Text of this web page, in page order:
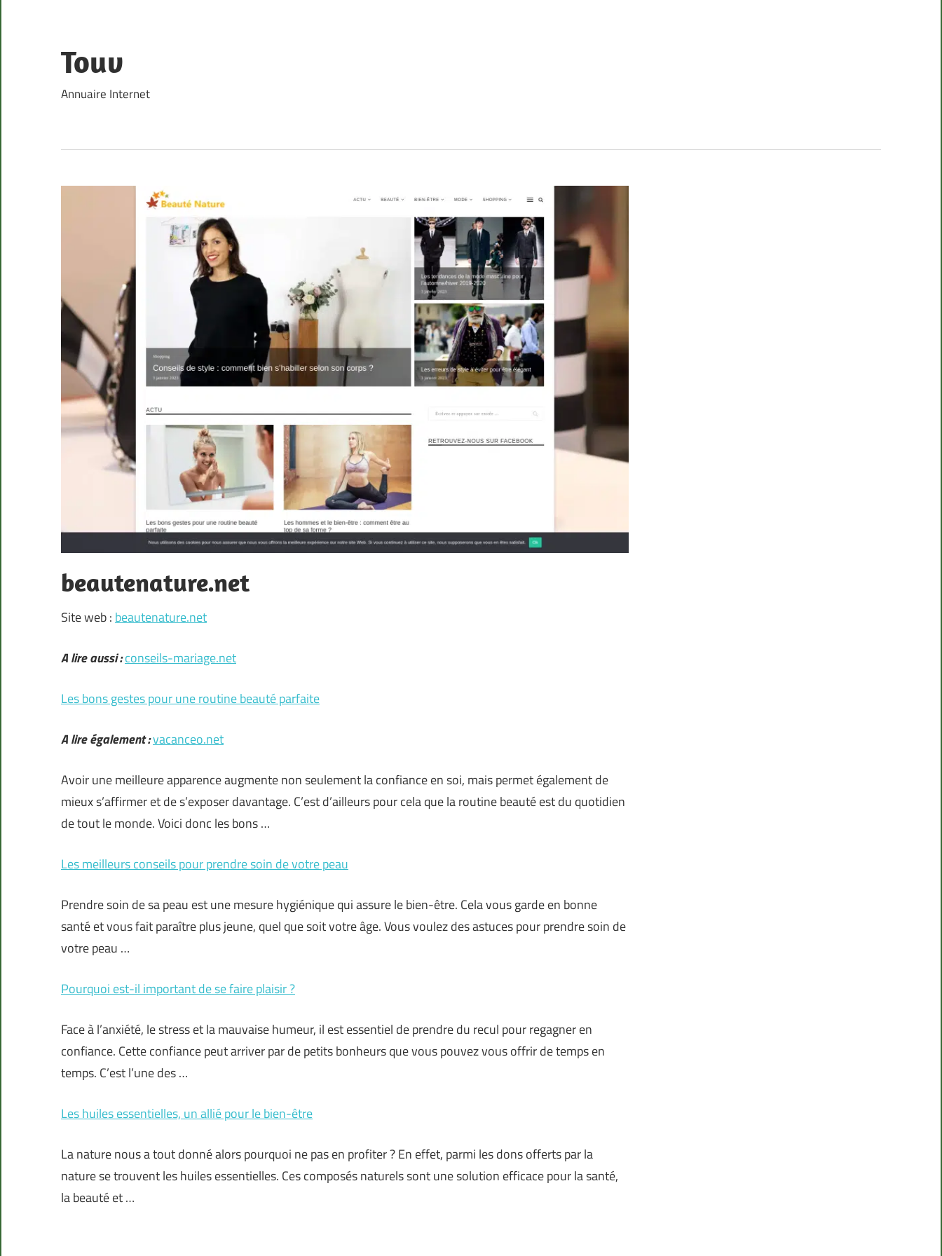
content
Touv
Annuaire Internet
beautenature.net
Site web : beautenature.net
A lire aussi :conseils-mariage.net
Les bons gestes pour une routine beauté parfaite
A lire également :vacanceo.net
Avoir une meilleure apparence augmente non seulement la confiance en soi, mais permet également de
mieux s’affirmer et de s’exposer davantage. C’est d’ailleurs pour cela que la routine beauté est du quotidien
de tout le monde. Voici donc les bons …
Les meilleurs conseils pour prendre soin de votre peau
Prendre soin de sa peau est une mesure hygiénique qui assure le bien-être. Cela vous garde en bonne
santé et vous fait paraître plus jeune, quel que soit votre âge. Vous voulez des astuces pour prendre soin de
votre peau …
Pourquoi est-il important de se faire plaisir ?
Face à l’anxiété, le stress et la mauvaise humeur, il est essentiel de prendre du recul pour regagner en
confiance. Cette confiance peut arriver par de petits bonheurs que vous pouvez vous offrir de temps en
temps. C’est l’une des …
Les huiles essentielles, un allié pour le bien-être
La nature nous a tout donné alors pourquoi ne pas en profiter ? En effet, parmi les dons offerts par la
nature se trouvent les huiles essentielles. Ces composés naturels sont une solution efficace pour la santé,
la beauté et …